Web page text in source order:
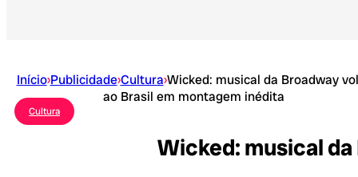
Início›Publicidade›Cultura›Wicked: musical da Broadway
ao Brasil em montagem inédita
Cultura
Wicked: musical